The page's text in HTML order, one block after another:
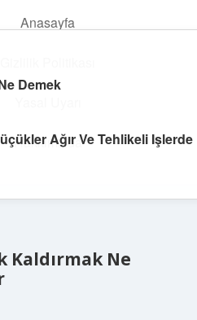
Anasayfa
Hakkımızda
dünyanı inşa et!
Kaldırmak Ne
Demek
Ağır Ve Tehlikeli Işlerde